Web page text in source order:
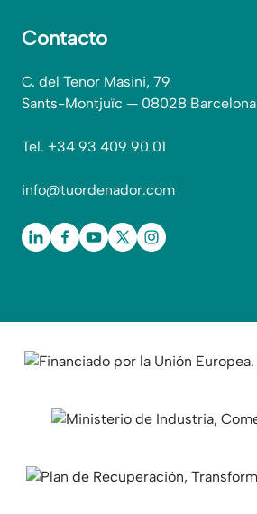
Contacto
C. del Tenor Masini, 79
Sants-Montjuïc — 08028 Barcelona
Tel. +34 93 409 90 01
info@tuordenador.com